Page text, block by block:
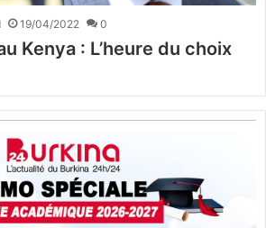
19/04/2022 0
Kenya : L’heure du choix